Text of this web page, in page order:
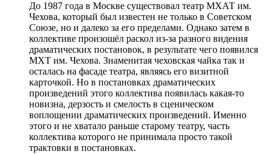
До 1987 года в Москве существовал театр МХАТ им.
Чехова, который был известен не только в Советском
Союзе, но и далеко за его пределами. Однако затем в
коллективе произошёл раскол из-за разного видения
драматических постановок, в результате чего появился
МХТ им. Чехова. Знаменитая чеховская чайка так и
осталась на фасаде театра, являясь его визитной
карточкой. Но в постановках драматических
произведений этого коллектива появилась какая-то
новизна, дерзость и смелость в сценическом
воплощении драматических произведений. Именно
этого и не хватало раньше старому театру, часть
коллектива которого не принимала просто такой
трактовки в постановках.